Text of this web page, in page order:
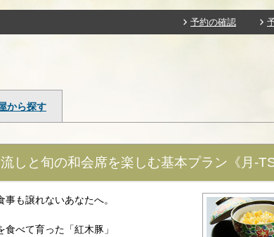
予約の確認
から探す
しと旬の和会席を楽しむ基本プラン《月-
も譲れないあなたへ。
べて育った「紅木豚」